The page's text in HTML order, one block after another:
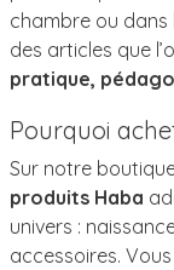
chambre ou dans
des articles que
pratique,
Pourquoi
Sur notre
produits Haba
univers :
accessoires.